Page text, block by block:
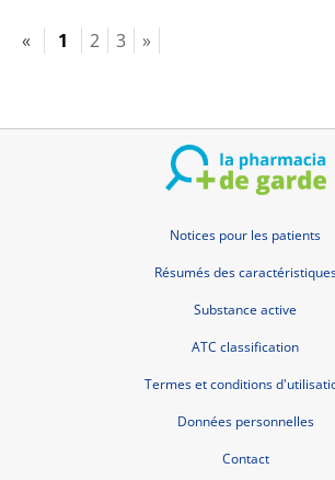
« 1 2 3 »
Notices pour les patients
Résumés des
Substance active
ATC classification
Termes et conditions
Données personnelles
Contact